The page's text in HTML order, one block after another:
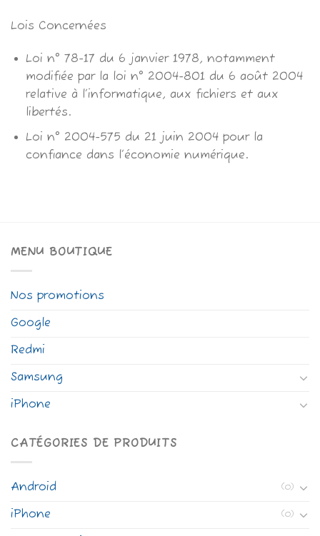
Lois Concernées
Loi n° 78-17 du 6 janvier 1978, notamment
modifiée par la loi n° 2004-801 du 6 août 2004
relative à l’informatique, aux fichiers et aux
libertés.
Loi n° 2004-575 du 21 juin 2004 pour la
confiance dans l’économie numérique.
MENU BOUTIQUE
Nos promotions
Google
Redmi
Samsung
iPhone
CATÉGORIES DE PRODUITS
Android (0)
iPhone (0)